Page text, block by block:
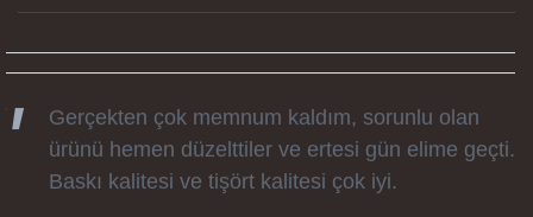
Gerçekten çok memnum kaldım, sorunlu olan
ürünü hemen düzelttiler ve ertesi gün elime geçti.
Baskı kalitesi ve tişört kalitesi çok iyi.